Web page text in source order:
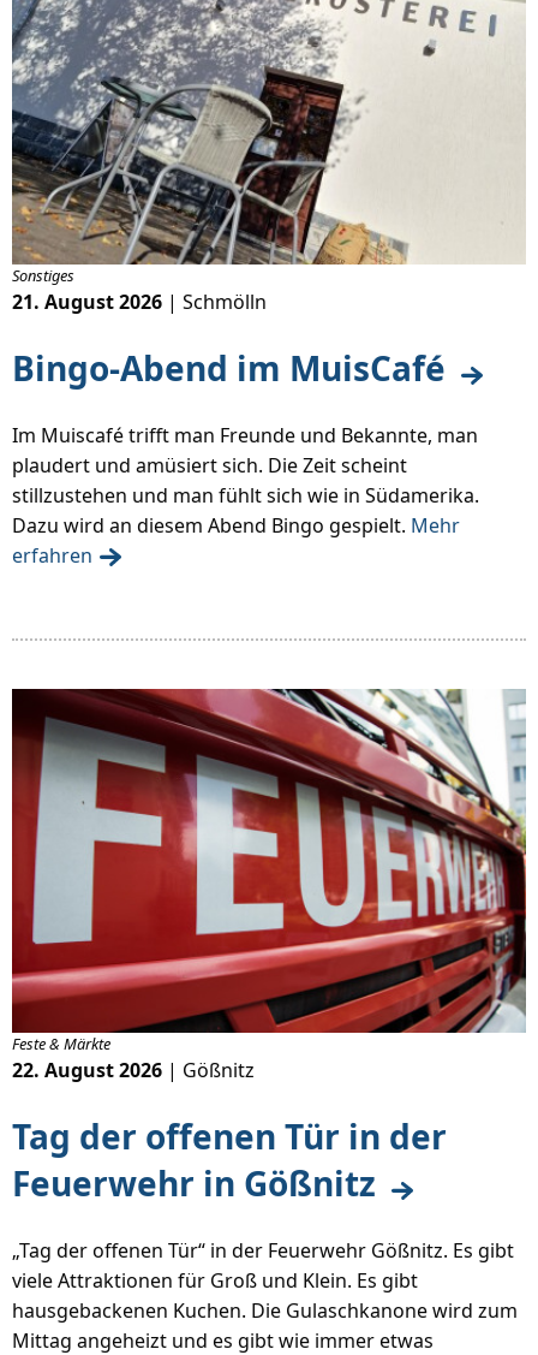
Bingo-Abend im MuisCafé
Sonstiges
21. August 2026 | Schmölln
Im Muiscafé trifft man Freunde und Bekannte, man
plaudert und amüsiert sich. Die Zeit scheint
stillzustehen und man fühlt sich wie in Südamerika.
Dazu wird an diesem Abend Bingo gespielt. Mehr
erfahren
Tag der offenen Tür in der
Feuerwehr in Gößnitz
Feste & Märkte
22. August 2026 | Gößnitz
„Tag der offenen Tür“ in der Feuerwehr Gößnitz. Es gibt
viele Attraktionen für Groß und Klein. Es gibt
hausgebackenen Kuchen. Die Gulaschkanone wird zum
Mittag angeheizt und es gibt wie immer etwas